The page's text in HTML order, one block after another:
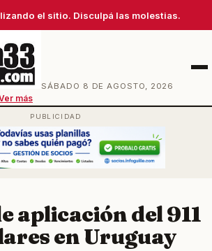
el sitio. Disculpá las molestias.
SÁBADO 8 DE AGOSTO, 2026
más
Menú
aplicación del 911
en Uruguay